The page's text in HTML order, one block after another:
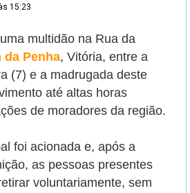
15:23
multidão na Rua da
da Penha, Vitória, entre a
(7) e a madrugada deste
até altas horas
de moradores da região.
foi acionada e, após a
as pessoas presentes
voluntariamente, sem